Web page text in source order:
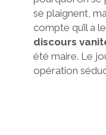
se plaignent,
compte qu’il a
discours
été maire. Le
opération